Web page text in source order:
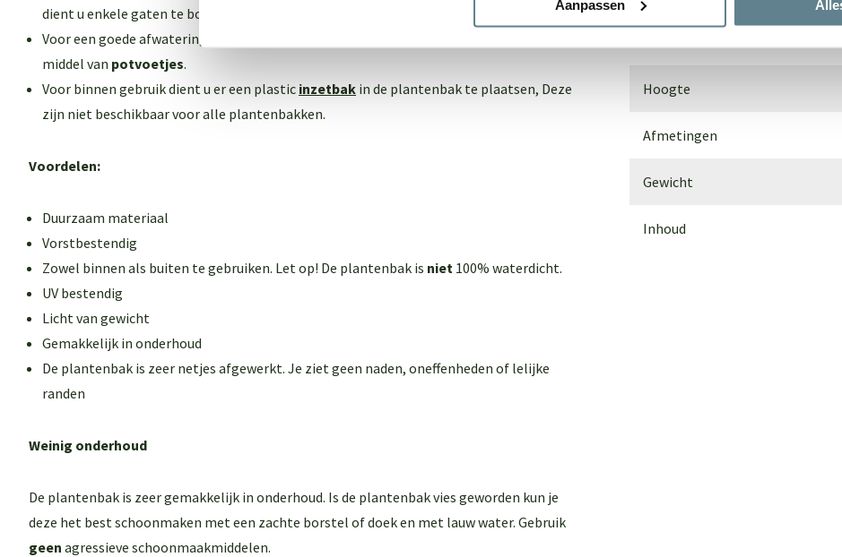
Aanpassen
dient u enkele gaten te boren.
Voor een goede afwatering dient u de plantenbak 1-2 cm van de grond te plaatsen door
middel van potvoetjes.
Voor binnen gebruik dient u er een plastic inzetbak in de plantenbak te plaatsen, Deze
zijn niet beschikbaar voor alle plantenbakken.
Voordelen:
Duurzaam materiaal
Vorstbestendig
Zowel binnen als buiten te gebruiken. Let op! De plantenbak is niet 100% waterdicht.
UV bestendig
Licht van gewicht
Gemakkelijk in onderhoud
De plantenbak is zeer netjes afgewerkt. Je ziet geen naden, oneffenheden of lelijke
randen
Weinig onderhoud
De plantenbak is zeer gemakkelijk in onderhoud. Is de plantenbak vies geworden kun je
deze het best schoonmaken met een zachte borstel of doek en met lauw water. Gebruik
geen agressieve schoonmaakmiddelen.
Hoogte
Afmetingen
Gewicht
Inhoud